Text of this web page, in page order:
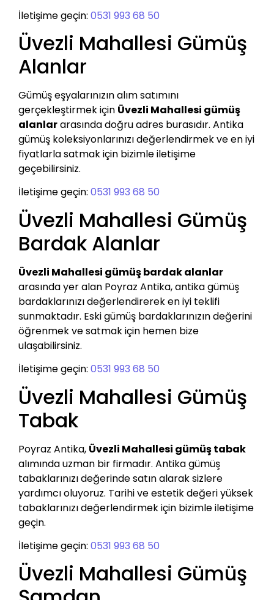
İletişime geçin: 0531 993 68 50
Üvezli Mahallesi Gümüş
Alanlar
Gümüş eşyalarınızın alım satımını
gerçekleştirmek için Üvezli Mahallesi gümüş
alanlararasında doğru adres burasıdır. Antika
gümüş koleksiyonlarınızı değerlendirmek ve en iyi
fiyatlarla satmak için bizimle iletişime
geçebilirsiniz.
İletişime geçin: 0531 993 68 50
Üvezli Mahallesi Gümüş
Bardak Alanlar
Üvezli Mahallesi gümüş bardak alanlar
arasında yer alan Poyraz Antika, antika gümüş
bardaklarınızı değerlendirerek en iyi teklifi
sunmaktadır. Eski gümüş bardaklarınızın değerini
öğrenmek ve satmak için hemen bize
ulaşabilirsiniz.
İletişime geçin: 0531 993 68 50
Üvezli Mahallesi Gümüş
Tabak
Poyraz Antika, Üvezli Mahallesi gümüş tabak
alımında uzman bir firmadır. Antika gümüş
tabaklarınızı değerinde satın alarak sizlere
yardımcı oluyoruz. Tarihi ve estetik değeri yüksek
tabaklarınızı değerlendirmek için bizimle iletişime
geçin.
İletişime geçin: 0531 993 68 50
Üvezli Mahallesi Gümüş